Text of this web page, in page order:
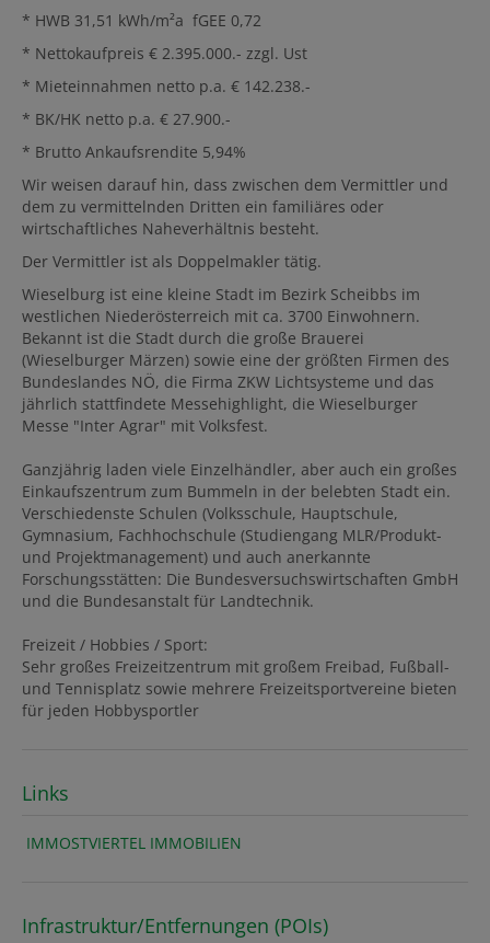
* HWB 31,51 kWh/m²a fGEE 0,72
* Nettokaufpreis € 2.395.000.- zzgl. Ust
* Mieteinnahmen netto p.a. € 142.238.-
* BK/HK netto p.a. € 27.900.-
* Brutto Ankaufsrendite 5,94%
Wir weisen darauf hin, dass zwischen dem Vermittler und
dem zu vermittelnden Dritten ein familiäres oder
wirtschaftliches Naheverhältnis besteht.
Der Vermittler ist als Doppelmakler tätig.
Wieselburg ist eine kleine Stadt im Bezirk Scheibbs im
westlichen Niederösterreich mit ca. 3700 Einwohnern.
Bekannt ist die Stadt durch die große Brauerei
(Wieselburger Märzen) sowie eine der größten Firmen des
Bundeslandes NÖ, die Firma ZKW Lichtsysteme und das
jährlich stattfindete Messehighlight, die Wieselburger
Messe "Inter Agrar" mit Volksfest.
Ganzjährig laden viele Einzelhändler, aber auch ein großes
Einkaufszentrum zum Bummeln in der belebten Stadt ein.
Verschiedenste Schulen (Volksschule, Hauptschule,
Gymnasium, Fachhochschule (Studiengang MLR/Produkt-
und Projektmanagement) und auch anerkannte
Forschungsstätten: Die Bundesversuchswirtschaften GmbH
und die Bundesanstalt für Landtechnik.
Freizeit / Hobbies / Sport:
Sehr großes Freizeitzentrum mit großem Freibad, Fußball-
und Tennisplatz sowie mehrere Freizeitsportvereine bieten
für jeden Hobbysportler
Links
IMMOSTVIERTEL IMMOBILIEN
Infrastruktur/Entfernungen (POIs)